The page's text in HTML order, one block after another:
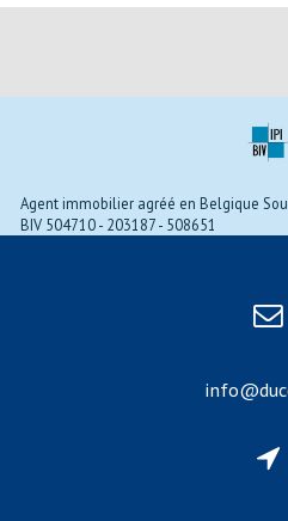
Agent immobilier agréé en Belgique
BIV 504710 - 203187 - 508651